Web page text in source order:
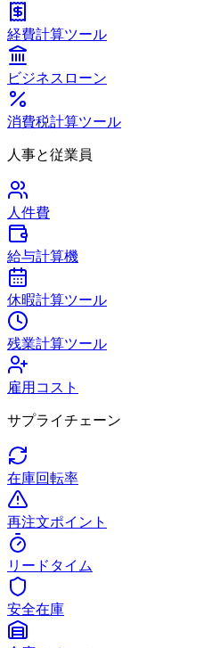
経費計算ツール
ビジネスローン
消費税計算ツール
人事と従業員
人件費
給与計算機
休暇計算ツール
残業計算ツール
雇用コスト
サプライチェーン
在庫回転率
再注文ポイント
リードタイム
安全在庫